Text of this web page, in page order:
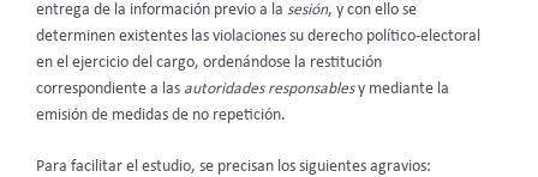
entrega de la información previo a la sesión, y con ello se
determinen existentes las violaciones su derecho político-electoral
en el ejercicio del cargo, ordenándose la restitución
correspondiente a las autoridades responsablesy mediante la
emisión de medidas de no repetición.
Para facilitar el estudio, se precisan los siguientes agravios: